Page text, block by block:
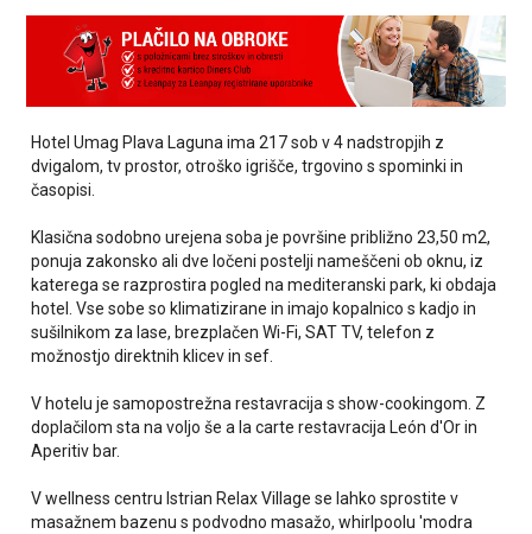
Hotel Umag Plava Laguna ima 217 sob v 4 nadstropjih z
dvigalom, tv prostor, otroško igrišče, trgovino s spominki in
časopisi.
Klasična sodobno urejena soba je površine približno 23,50 m2,
ponuja zakonsko ali dve ločeni postelji nameščeni ob oknu, iz
katerega se razprostira pogled na mediteranski park, ki obdaja
hotel. Vse sobe so klimatizirane in imajo kopalnico s kadjo in
sušilnikom za lase, brezplačen Wi-Fi, SAT TV, telefon z
možnostjo direktnih klicev in sef.
V hotelu je samopostrežna restavracija s show-cookingom. Z
doplačilom sta na voljo še a la carte restavracija León d'Or in
Aperitiv bar.
V wellness centru Istrian Relax Village se lahko sprostite v
masažnem bazenu s podvodno masažo, whirlpoolu 'modra